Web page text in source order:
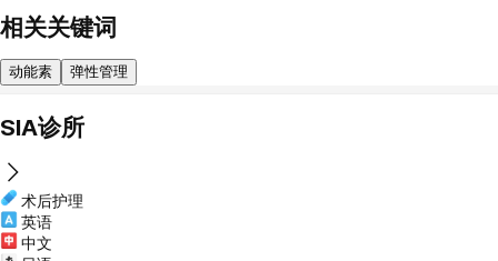
相关关键词
动能素 弹性管理
SIA诊所
术后护理
英语
中文